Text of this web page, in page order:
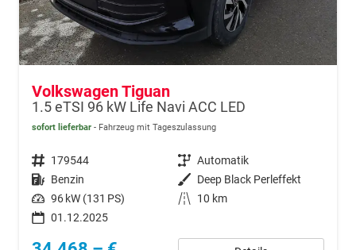
Volkswagen Tiguan
1.5 eTSI 96 kW Life Navi ACC LED
sofort lieferbar Fahrzeug mit Tageszulassung
Fahrzeugnr. 179544 Getriebe Automatik
Kraftstoff Benzin Außenfarbe Deep Black Perleffekt
Leistung 96 kW (131 PS) Kilometerstand
10 km
01.12.2025